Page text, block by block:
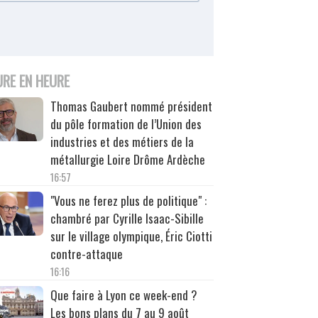
EN HEURE
Thomas Gaubert nommé président
du pôle formation de l’Union des
industries et des métiers de la
métallurgie Loire Drôme Ardèche
16:57
"Vous ne ferez plus de politique" :
chambré par Cyrille Isaac-Sibille
sur le village olympique, Éric Ciotti
contre-attaque
16:16
Que faire à Lyon ce week-end ?
Les bons plans du 7 au 9 août